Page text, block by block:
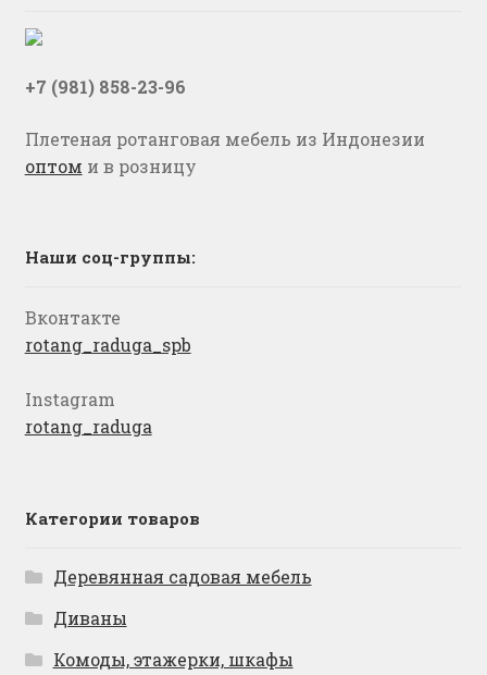
+7 (981) 858-23-96
Плетеная ротанговая мебель из Индонезии
оптом и в розницу
Наши соц-группы:
Вконтакте
rotang_raduga_spb
Instagram
rotang_raduga
Категории товаров
Деревянная садовая мебель
Диваны
Комоды, этажерки, шкафы